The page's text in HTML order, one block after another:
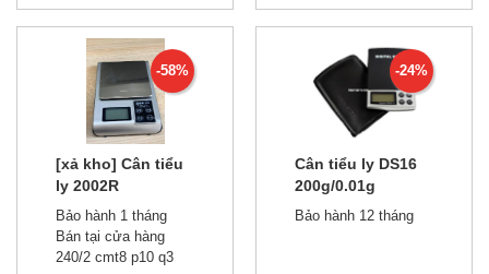
550,000đ 550,000đ
-58%
[xả kho] Cân tiểu
ly 2002R
500g/0.01 phiên
bản tiếng trung
Bảo hành 1 tháng
Bán tại cửa hàng
240/2 cmt8 p10 q3
-24%
Cân tiểu ly DS16
200g/0.01g
Bảo hành 12 tháng